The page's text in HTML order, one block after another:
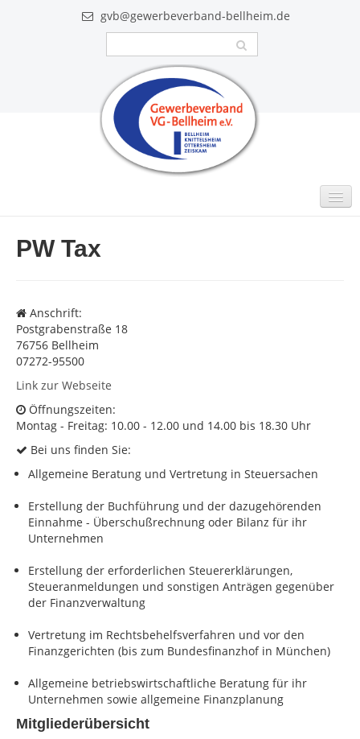
gvb@gewerbeverband-bellheim.de
MITGLIEDER
VIDEO
AKTUELLES
KONTAKT
Impressum
Datenschutz
PW Tax
Anschrift:
Postgrabenstraße 18
76756 Bellheim
07272-95500
Link zur Webseite
Öffnungszeiten:
Montag - Freitag: 10.00 - 12.00 und 14.00 bis 18.30 Uhr
Bei uns finden Sie:
Allgemeine Beratung und Vertretung in Steuersachen
Erstellung der Buchführung und der dazugehörenden
Einnahme - Überschußrechnung oder Bilanz für ihr
Unternehmen
Erstellung der erforderlichen Steuererklärungen,
Steueranmeldungen und sonstigen Anträgen gegenüber
der Finanzverwaltung
Vertretung im Rechtsbehelfsverfahren und vor den
Finanzgerichten (bis zum Bundesfinanzhof in München)
Allgemeine betriebswirtschaftliche Beratung für ihr
Unternehmen sowie allgemeine Finanzplanung
Mitgliederübersicht